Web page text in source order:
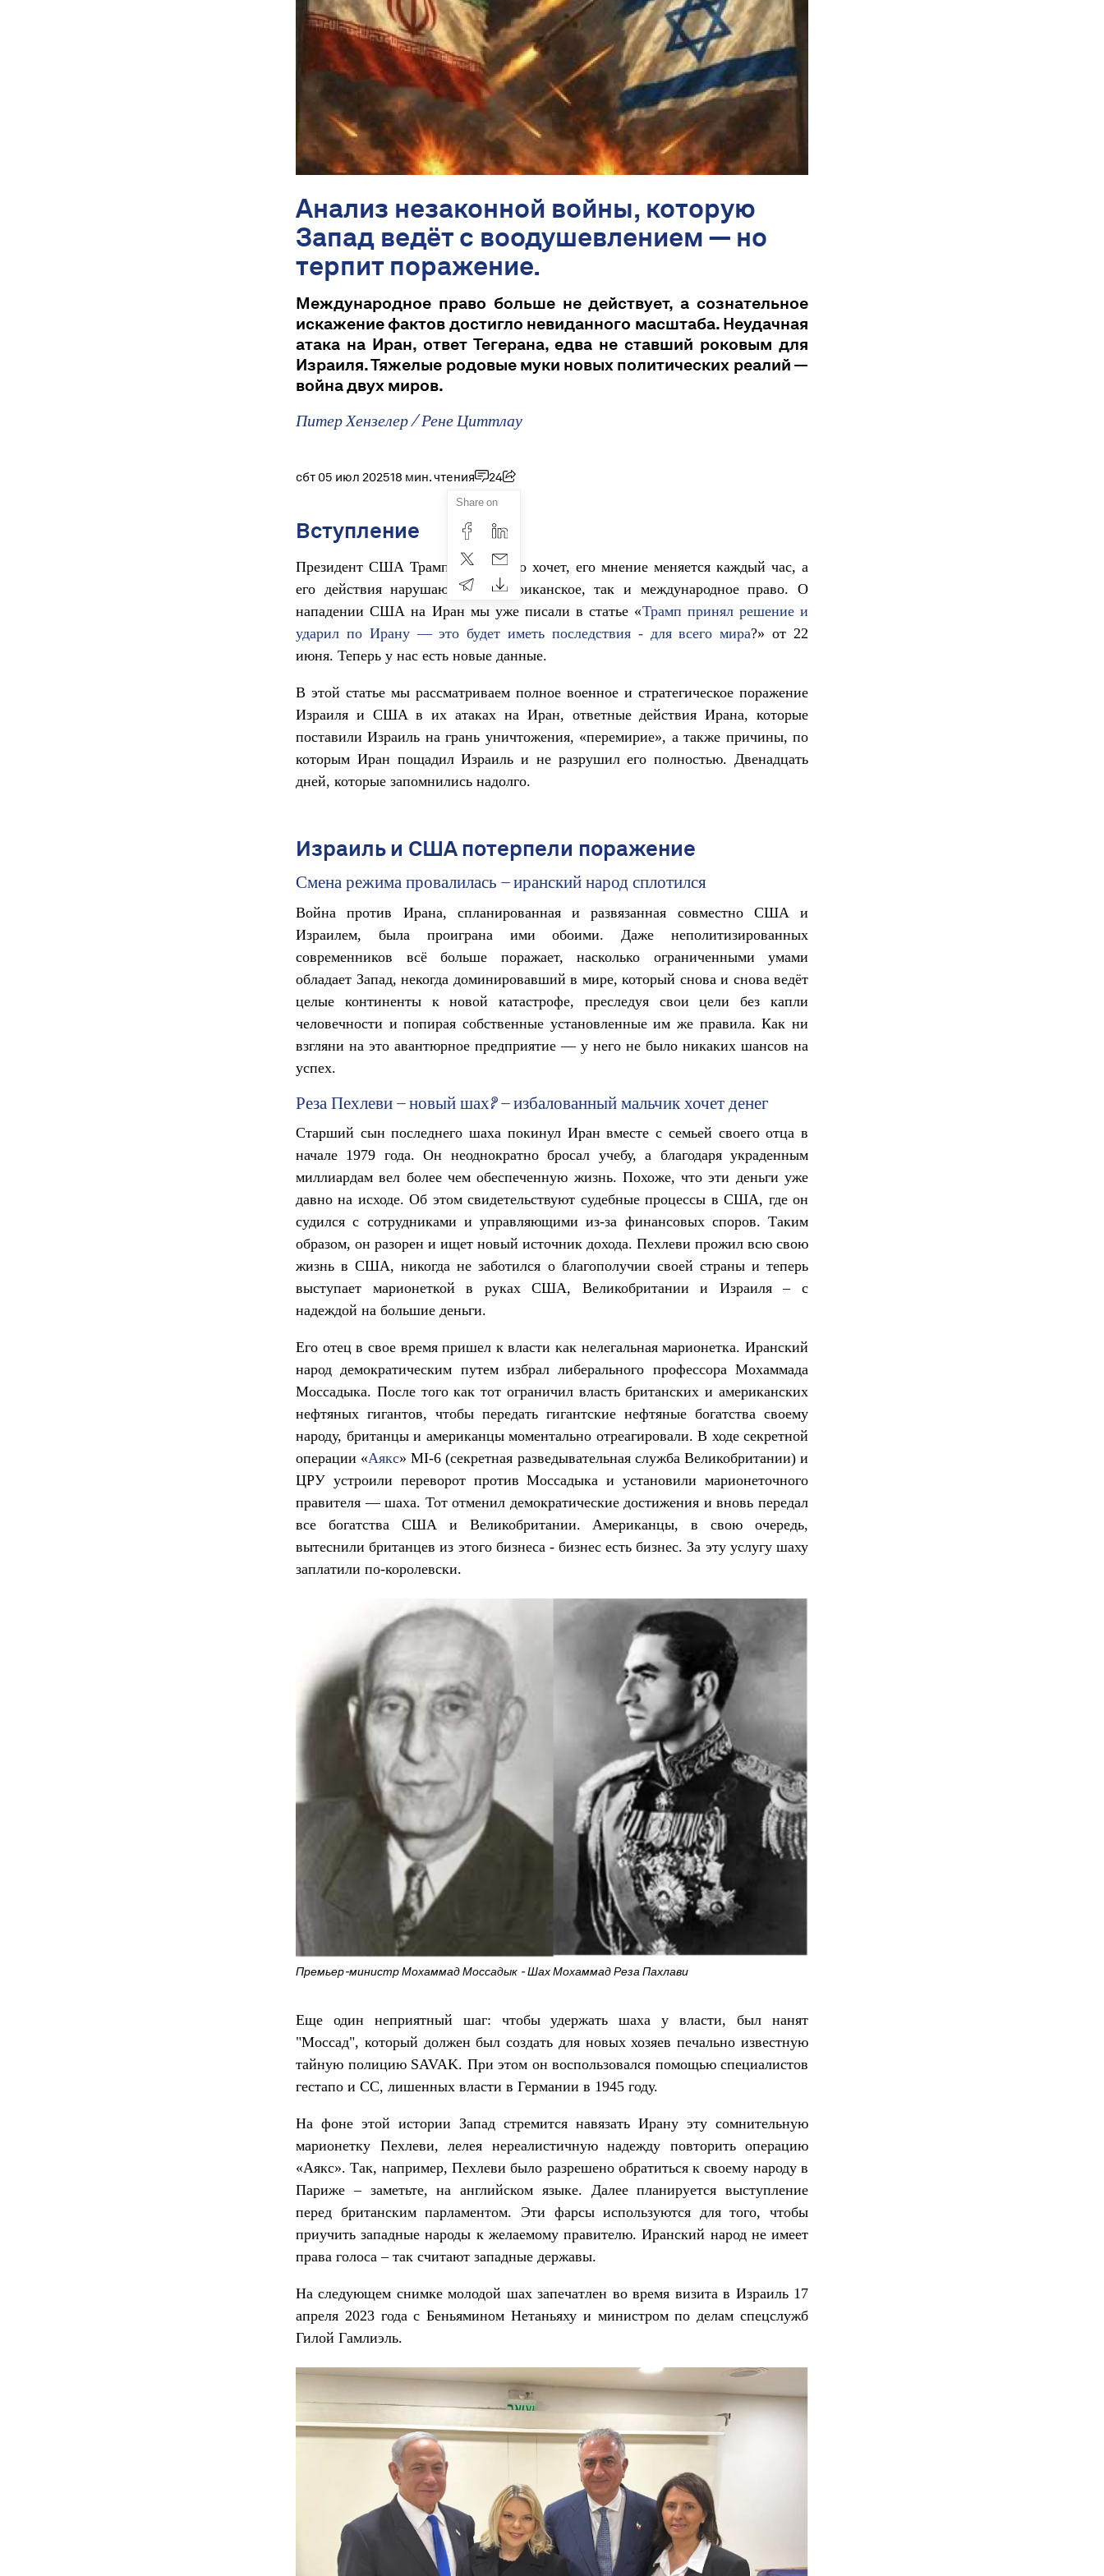
Анализ незаконной войны, которую
Запад ведёт с воодушевлением — но
терпит поражение.
Международное право больше не действует, а сознательное
искажение фактов достигло невиданного масштаба. Неудачная
атака на Иран, ответ Тегерана, едва не ставший роковым для
Израиля. Тяжелые родовые муки новых политических реалий —
война двух миров.
Питер Хензелер/Рене Циттлау
сбт 05 июл 202518 мин. чтения 24
Share on
Вступление
Президент США Трамп делает, что хочет, его мнение меняется каждый час, а
его действия нарушают как американское, так и международное право. О
нападении США на Иран мы уже писали в статье «Трамп принял решение и
ударил по Ирану — это будет иметь последствия - для всего мира?» от 22
июня. Теперь у нас есть новые данные.
В этой статье мы рассматриваем полное военное и стратегическое поражение
Израиля и США в их атаках на Иран, ответные действия Ирана, которые
поставили Израиль на грань уничтожения, «перемирие», а также причины, по
которым Иран пощадил Израиль и не разрушил его полностью. Двенадцать
дней, которые запомнились надолго.
Израиль и США потерпели поражение
Смена режима провалилась – иранский народ сплотился
Война против Ирана, спланированная и развязанная совместно США и
Израилем, была проиграна ими обоими. Даже неполитизированных
современников всё больше поражает, насколько ограниченными умами
обладает Запад, некогда доминировавший в мире, который снова и снова ведёт
целые континенты к новой катастрофе, преследуя свои цели без капли
человечности и попирая собственные установленные им же правила. Как ни
взгляни на это авантюрное предприятие — у него не было никаких шансов на
успех.
Реза Пехлеви – новый шах? – избалованный мальчик хочет денег
Старший сын последнего шаха покинул Иран вместе с семьей своего отца в
начале 1979 года. Он неоднократно бросал учебу, а благодаря украденным
миллиардам вел более чем обеспеченную жизнь. Похоже, что эти деньги уже
давно на исходе. Об этом свидетельствуют судебные процессы в США, где он
судился с сотрудниками и управляющими из-за финансовых споров. Таким
образом, он разорен и ищет новый источник дохода. Пехлеви прожил всю свою
жизнь в США, никогда не заботился о благополучии своей страны и теперь
выступает марионеткой в руках США, Великобритании и Израиля – с
надеждой на большие деньги.
Его отец в свое время пришел к власти как нелегальная марионетка. Иранский
народ демократическим путем избрал либерального профессора Мохаммада
Моссадыка. После того как тот ограничил власть британских и американских
нефтяных гигантов, чтобы передать гигантские нефтяные богатства своему
народу, британцы и американцы моментально отреагировали. В ходе секретной
операции «Аякс» MI-6 (секретная разведывательная служба Великобритании) и
ЦРУ устроили переворот против Моссадыка и установили марионеточного
правителя — шаха. Тот отменил демократические достижения и вновь передал
все богатства США и Великобритании. Американцы, в свою очередь,
вытеснили британцев из этого бизнеса - бизнес есть бизнес. За эту услугу шаху
заплатили по-королевски.
Премьер-министр Мохаммад Моссадык - Шах Мохаммад Реза Пахлави
Еще один неприятный шаг: чтобы удержать шаха у власти, был нанят
"Моссад", который должен был создать для новых хозяев печально известную
тайную полицию SAVAK. При этом он воспользовался помощью специалистов
гестапо и СС, лишенных власти в Германии в 1945 году.
На фоне этой истории Запад стремится навязать Ирану эту сомнительную
марионетку Пехлеви, лелея нереалистичную надежду повторить операцию
«Аякс». Так, например, Пехлеви было разрешено обратиться к своему народу в
Париже – заметьте, на английском языке. Далее планируется выступление
перед британским парламентом. Эти фарсы используются для того, чтобы
приучить западные народы к желаемому правителю. Иранский народ не имеет
права голоса – так считают западные державы.
На следующем снимке молодой шах запечатлен во время визита в Израиль 17
апреля 2023 года с Беньямином Нетаньяху и министром по делам спецслужб
Гилой Гамлиэль.